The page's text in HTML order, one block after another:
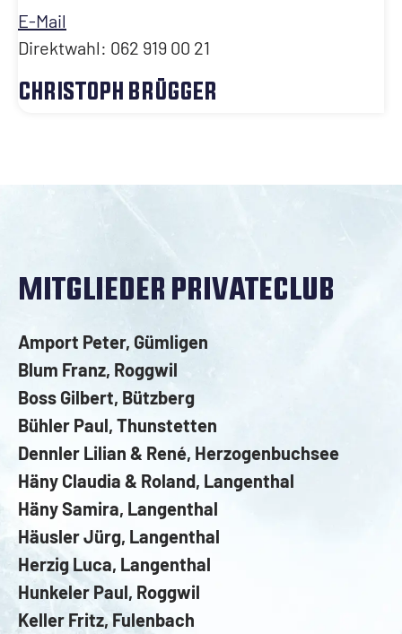
E-Mail
Direktwahl: 062 919 00 21
CHRISTOPH BRÜGGER
MITGLIEDER PRIVATECLUB
Amport Peter, Gümligen
Blum Franz, Roggwil
Boss Gilbert, Bützberg
Bühler Paul, Thunstetten
Dennler Lilian & René, Herzogenbuchsee
Häny Claudia & Roland, Langenthal
Häny Samira, Langenthal
Häusler Jürg, Langenthal
Herzig Luca, Langenthal
Hunkeler Paul, Roggwil
Keller Fritz, Fulenbach